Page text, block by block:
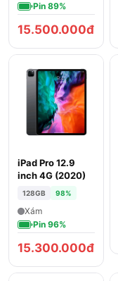
Pin 89%
15.500.000đ
iPad Pro 12.9
inch 4G (2020)
128GB 98%
Xám
Pin 96%
15.300.000đ